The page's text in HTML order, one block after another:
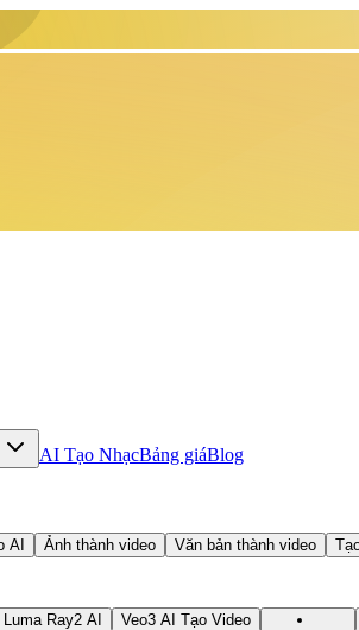
AI Tạo NhạcBảng giáBlog
AI Ảnh thành video Văn bản thành video
Luma Ray2 AI
Veo3 AI Tạo Video